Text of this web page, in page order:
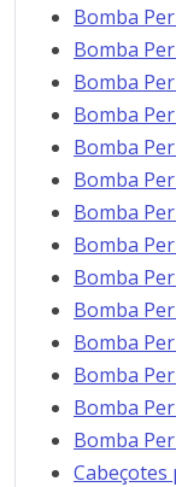
Bomba
Bomba
Bomba
Bomba
Bomba
Bomba
Bomba
Bomba
Bomba
Bomba
Bomba
Bomba
Bomba
Bomba
Cabeçotes